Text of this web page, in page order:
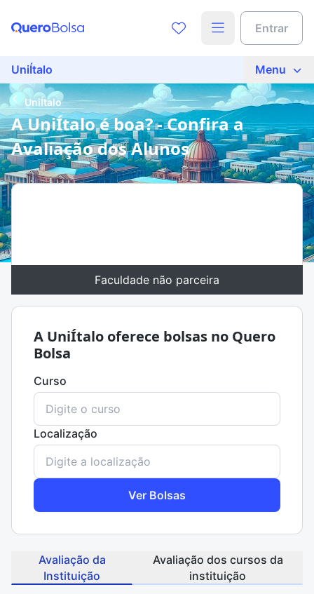
Entrar
UniÍtalo Menu
UniÍtalo
A UniÍtalo é boa? - Confira a
Avaliação dos Alunos
Faculdade não parceira
A UniÍtalo oferece bolsas no Quero
Bolsa
Curso
Localização
Ver Bolsas
Avaliação da
Instituição
Avaliação dos cursos da
instituição